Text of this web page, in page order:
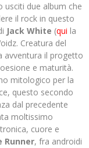
usciti due album che
il rock in questo
Jack White (qui la
Creatura del
avventura il progetto
e maturità.
mitologico per la
questo secondo
dal precedente
moltissimo
cuore e
Runner, fra androidi